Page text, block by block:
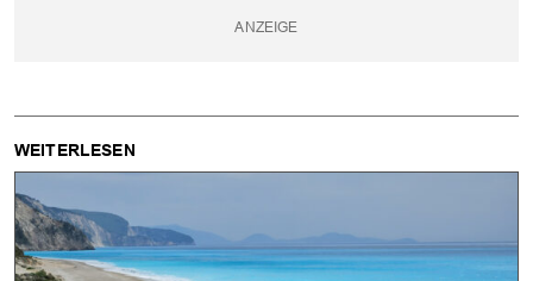
WEITERLESEN